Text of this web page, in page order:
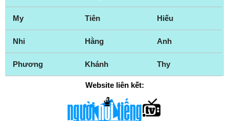
My Tiên Hiếu
Nhi Hằng Anh
Phương Khánh Thy
Website liên kết: